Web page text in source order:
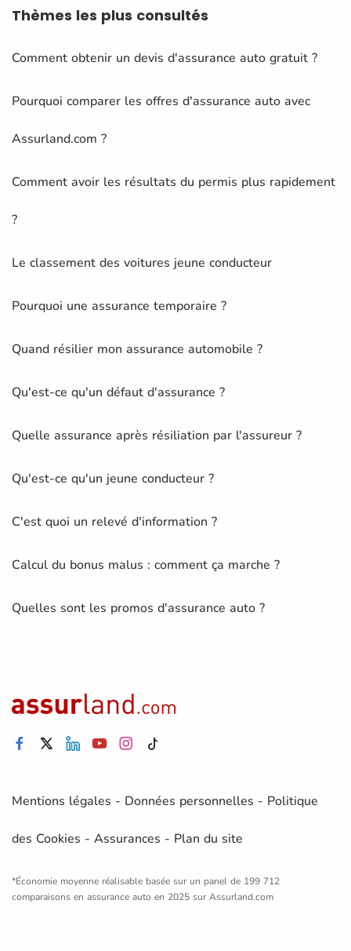
Thèmes les plus consultés
Comment obtenir un devis d'assurance auto gratuit ?
Pourquoi comparer les offres d'assurance auto avec
Assurland.com ?
Comment avoir les résultats du permis plus rapidement
?
Le classement des voitures jeune conducteur
Pourquoi une assurance temporaire ?
Quand résilier mon assurance automobile ?
Qu'est-ce qu'un défaut d'assurance ?
Quelle assurance après résiliation par l'assureur ?
Qu'est-ce qu'un jeune conducteur ?
C'est quoi un relevé d'information ?
Calcul du bonus malus : comment ça marche ?
Quelles sont les promos d'assurance auto ?
Mentions légales - Données personnelles - Politique
des Cookies - Assurances - Plan du site
*Économie moyenne réalisable basée sur un panel de 199 712
comparaisons en assurance auto en 2025 sur Assurland.com